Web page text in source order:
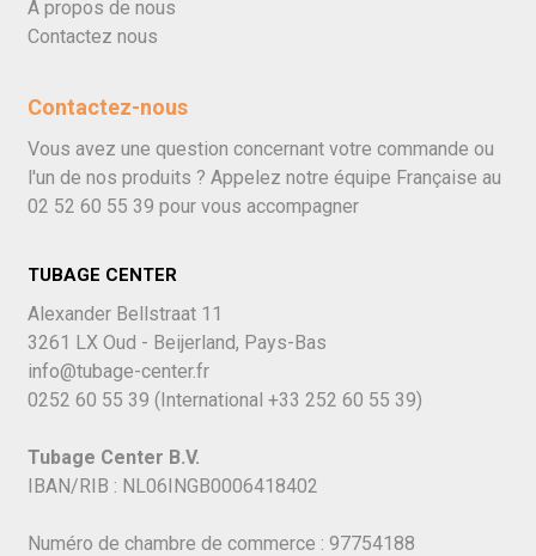
À propos de nous
Contactez nous
Contactez-nous
Vous avez une question concernant votre commande ou
l'un de nos produits ? Appelez notre équipe Française au
02 52 60 55 39 pour vous accompagner
TUBAGE CENTER
Alexander Bellstraat 11
3261 LX Oud - Beijerland, Pays-Bas
info@tubage-center.fr
0252 60 55 39 (International +33 252 60 55 39)
Tubage Center B.V.
IBAN/RIB : NL06INGB0006418402
Numéro de chambre de commerce : 97754188